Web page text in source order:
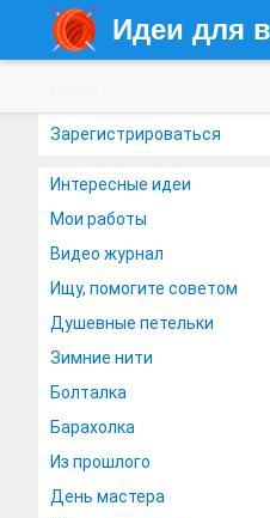
Идеи для
Зарегистрироваться
Интересные идеи
Мои работы
Видео журнал
Ищу, помогите советом
Душевные петельки
Зимние нити
Болталка
Барахолка
Из прошлого
День мастера